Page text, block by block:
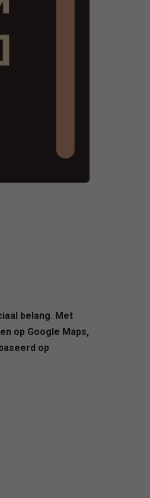
belang. Met
op Google Maps,
op